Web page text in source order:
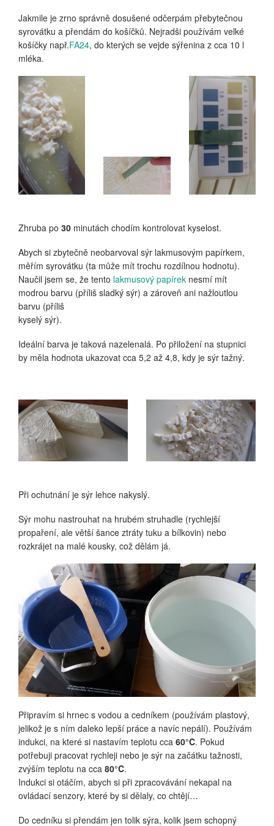
Jakmile je zrno správně dosušené odčerpám přebytečnou
syrovátku a přendám do košíčků. Nejradši používám velké
košíčky např.FA24, do kterých se vejde sýřenina z cca 10 l
mléka.
Zhruba po 30 minutách chodím kontrolovat kyselost.
Abych si zbytečně neobarvoval sýr lakmusovým papírkem,
měřím syrovátku (ta může mít trochu rozdílnou hodnotu).
Naučil jsem se, že tento lakmusový papírek nesmí mít
modrou barvu (příliš sladký sýr) a zároveň ani nažloutlou
barvu (příliš
kyselý sýr).
Ideální barva je taková nazelenalá. Po přiložení na stupnici
by měla hodnota ukazovat cca 5,2 až 4,8, kdy je sýr tažný.
Při ochutnání je sýr lehce nakyslý.
Sýr mohu nastrouhat na hrubém struhadle (rychlejší
propaření, ale větší šance ztráty tuku a bílkovin) nebo
rozkrájet na malé kousky, což dělám já.
Připravím si hrnec s vodou a cedníkem (používám plastový,
jelikož je s ním daleko lepší práce a navíc nepálí). Používám
indukci, na které si nastavím teplotu cca 60°C. Pokud
potřebuji pracovat rychleji nebo je sýr na začátku tažnosti,
zvýším teplotu na cca 80°C.
Indukci si otáčím, abych si při zpracovávání nekapal na
ovládací senzory, které by si dělaly, co chtějí…
Do cedníku si přendám jen tolik sýra, kolik jsem schopný